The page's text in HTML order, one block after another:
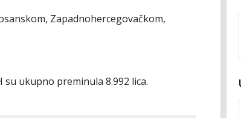
Zapadnohercegovačkom,
ukupno preminula 8.992 lica.